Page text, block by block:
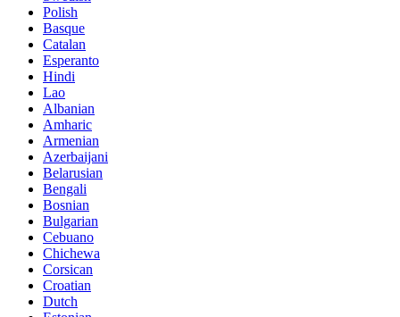
Polish
Basque
Catalan
Esperanto
Hindi
Lao
Albanian
Amharic
Armenian
Azerbaijani
Belarusian
Bengali
Bosnian
Bulgarian
Cebuano
Chichewa
Corsican
Croatian
Dutch